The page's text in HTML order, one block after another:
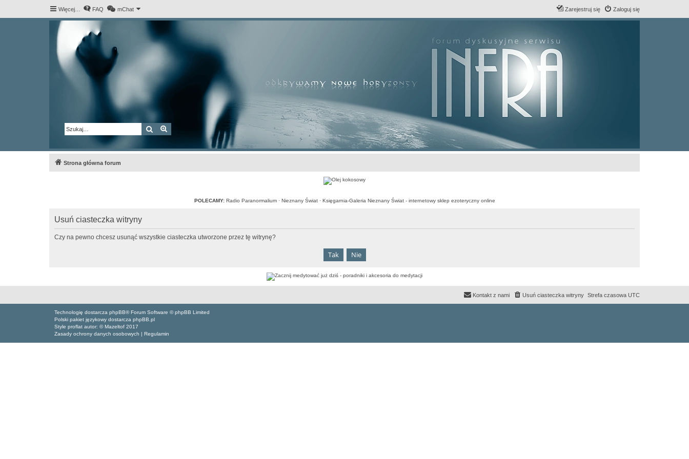
Więcej… FAQ mChat Zaloguj się
Zarejestruj się
Szukaj Wyszukiwanie zaawansowane
Strona główna forum
POLECAMY: Radio Paranormalium· Nieznany Świat· Księgarnia-Galeria Nieznany Świat - internetowy sklep ezoteryczny online
Usuń ciasteczka witryny
Czy na pewno chcesz usunąć wszystkie ciasteczka utworzone przez tę witrynę?
Strefa czasowa UTC
Usuń ciasteczka witryny
Kontakt z nami
Technologię dostarcza phpBB® Forum Software © phpBB Limited
Polski pakiet językowy dostarcza phpBB.pl
Style proflat autor: ©Mazeltof 2017
Zasady ochrony danych osobowych | Regulamin